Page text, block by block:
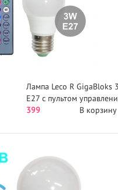
Лампа Leco R GigaBloks
E27 с пультом
т236012...
399 В корзину